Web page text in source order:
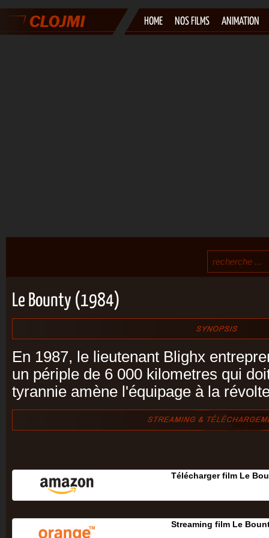
HOME NOS FILMS ANIMATION
Le Bounty (1984)
En 1987, le lieutenant Blighx
un périple de 6 000 kilometres qui
tyrannie amène l'équipage à la
Télécharger film Le
Streaming film Le